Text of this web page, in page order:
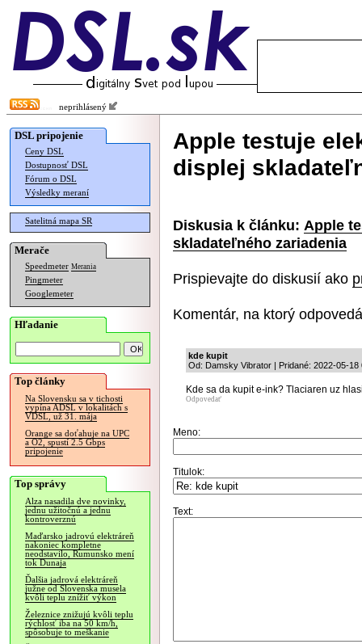
neprihlásený
DSL pripojenie
Ceny DSL
Dostupnosť DSL
Fórum o DSL
Výsledky meraní
Satelitná mapa SR
Merače
Speedmeter Merania
Pingmeter
Googlemeter
Hľadanie
Top články
Na Slovensku sa v tichosti
vypína ADSL v lokalitách s
VDSL, už 31. mája
Orange sa doťahuje na UPC
a O2, spustí 2.5 Gbps
pripojenie
Top správy
Alza nasadila dve novinky,
jednu užitočnú a jednu
kontroverznú
Maďarsko jadrovú elektráreň
nakoniec kompletne
neodstavilo, Rumunsko mení
tok Dunaja
Ďalšia jadrová elektráreň
južne od Slovenska musela
kvôli teplu znížiť výkon
Železnice znižujú kvôli teplu
rýchlosť iba na 50 km/h,
spôsobuje to meškanie
Apple testuje
displej
Diskusia k článku: Apple
skladateľného zariadenia
Prispievajte do diskusií ako
Komentár, na ktorý
kde kupit
Od: Damsky Vibrator | Pridané: 2022-05-18
Kde sa da kupit e-ink? Tlaciaren uz
Odpovedať
Meno:
Titulok:
Text: